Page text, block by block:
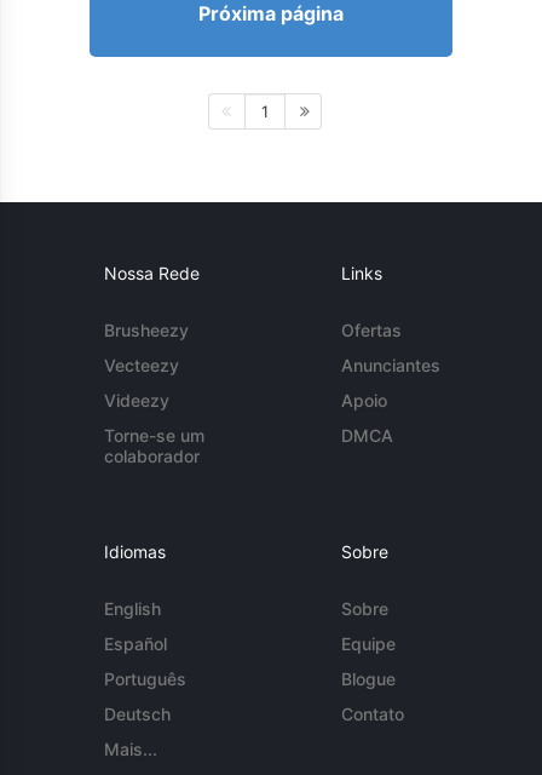
Próxima página
1
Nossa Rede
Brusheezy
Vecteezy
Videezy
Torne-se um
colaborador
Links
Ofertas
Anunciantes
Apoio
DMCA
Idiomas
English
Español
Português
Deutsch
Mais...
Sobre
Sobre
Equipe
Blogue
Contato